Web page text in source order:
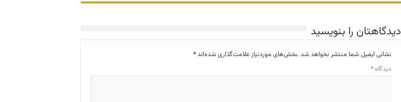
دیدگاهتان را بنویسید
نشانی ایمیل شما منتشر نخواهد شد. بخش‌های موردنیاز علامت‌گذاری شده‌اند *
دیدگاه *